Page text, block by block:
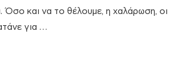
Όσο και να το θέλουμε, η χαλάρωση, οι
για …